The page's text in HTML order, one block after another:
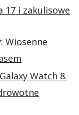
17 i zakulisowe
Wiosenne
Watch 8.